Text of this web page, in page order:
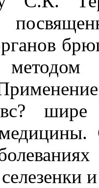
методом